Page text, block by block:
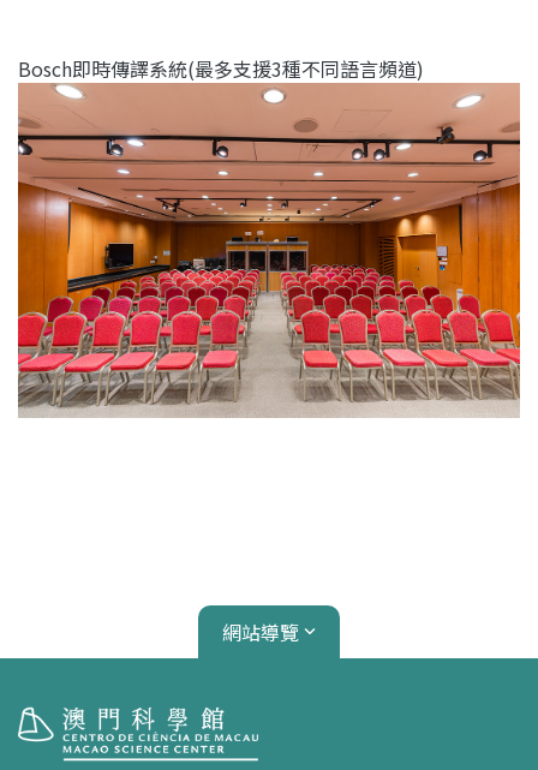
Bosch即時傳譯系統(最多支援3種不同語言頻道)
網站導覽